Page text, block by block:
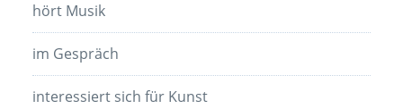
hört Musik
im Gespräch
interessiert sich für Kunst